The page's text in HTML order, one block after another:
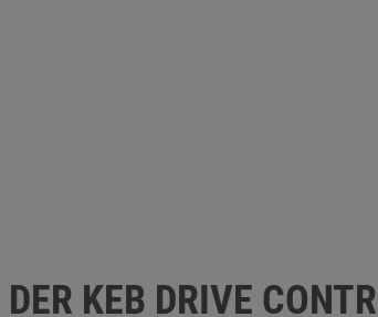
KEB DRIVE